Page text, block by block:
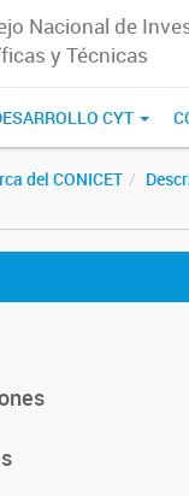
Nacional de
y Técnicas
CYT
del CONICET